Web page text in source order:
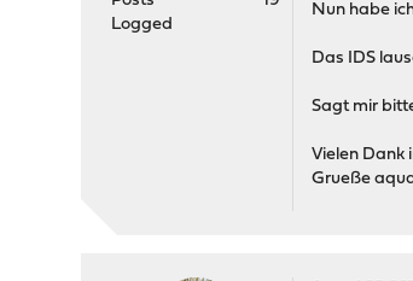
Logged
Nun habe
Das IDS
Sagt mir
Vielen Dank
Grueße